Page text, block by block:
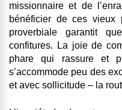
missionnaire et de
bénéficier de ces vieux
proverbiale garantit
confitures. La joie de
phare qui rassure et
s’accommode peu des
et avec sollicitude – la